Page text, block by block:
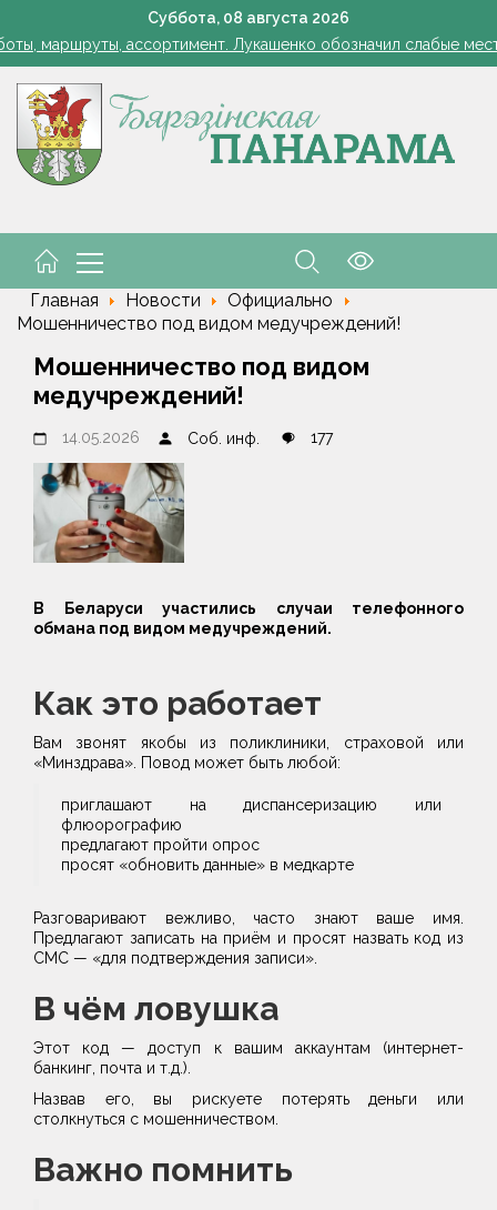
Суббота, 08 августа 2026
Лукашенко: я борюсь не за колхозы или совхозы - я борюсь
маршруты, ассортимент. Лукашенко обозначил слабые
1 стакан в ведро — тля и плодожорка бегут: Августовская
и средний бизнес приглашают к сотрудничеству с
Лукашенко: я борюсь не за колхозы или совхозы - я борюсь
Главная Новости
Официально
Мошенничество под видом медучреждений!
Мошенничество под видом
медучреждений!
14.05.2026 Соб. инф. 177
В Беларуси участились случаи телефонного
обмана под видом медучреждений.
Как это работает
Вам звонят якобы из поликлиники, страховой или
«Минздрава». Повод может быть любой:
приглашают на диспансеризацию или
флюорографию
предлагают пройти опрос
просят «обновить данные» в медкарте
Разговаривают вежливо, часто знают ваше имя.
Предлагают записать на приём и просят назвать код из
СМС — «для подтверждения записи».
В чём ловушка
Этот код — доступ к вашим аккаунтам (интернет-
банкинг, почта и т.д.).
Назвав его, вы рискуете потерять деньги или
столкнуться с мошенничеством.
Важно помнить